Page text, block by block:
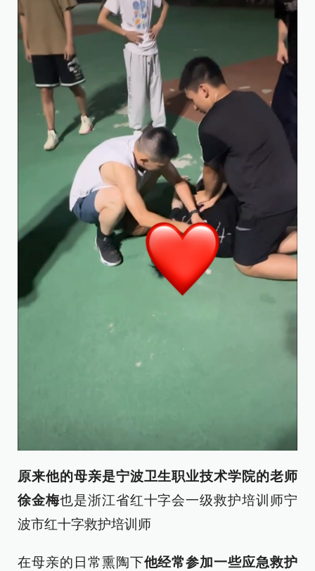
原来他的母亲是宁波卫生职业技术学院的老师
徐金梅也是浙江省红十字会一级救护培训师宁
波市红十字救护培训师
在母亲的日常熏陶下他经常参加一些应急救护